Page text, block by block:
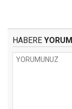
HABERE